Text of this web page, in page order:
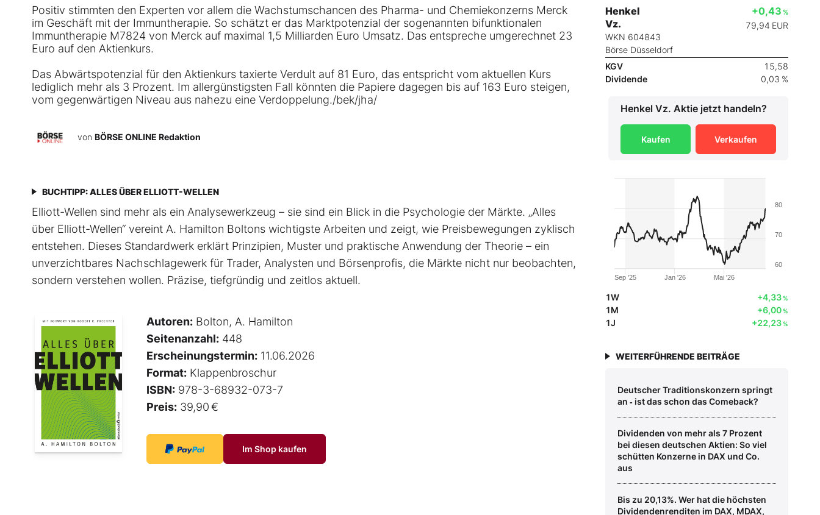
Positiv stimmten den Experten vor allem die Wachstumschancen des Pharma- und Chemiekonzerns Merck
im Geschäft mit der Immuntherapie. So schätzt er das Marktpotenzial der sogenannten bifunktionalen
Immuntherapie M7824 von Merck auf maximal 1,5 Milliarden Euro Umsatz. Das entspreche umgerechnet 23
Euro auf den Aktienkurs.
Das Abwärtspotenzial für den Aktienkurs taxierte Verdult auf 81 Euro, das entspricht vom aktuellen Kurs
lediglich mehr als 3 Prozent. Im allergünstigsten Fall könnten die Papiere dagegen bis auf 163 Euro steigen,
vom gegenwärtigen Niveau aus nahezu eine Verdoppelung./bek/jha/
von BÖRSE ONLINE Redaktion
BUCHTIPP: ALLES ÜBER ELLIOTT-WELLEN
Elliott-Wellen sind mehr als ein Analysewerkzeug – sie sind ein Blick in die Psychologie der Märkte. „Alles
über Elliott-Wellen“ vereint A. Hamilton Boltons wichtigste Arbeiten und zeigt, wie Preisbewegungen zyklisch
entstehen. Dieses Standardwerk erklärt Prinzipien, Muster und praktische Anwendung der Theorie – ein
unverzichtbares Nachschlagewerk für Trader, Analysten und Börsenprofis, die Märkte nicht nur beobachten,
sondern verstehen wollen. Präzise, tiefgründig und zeitlos aktuell.
Autoren: Bolton, A. Hamilton
Seitenanzahl: 448
Erscheinungstermin: 11.06.2026
Format: Klappenbroschur
ISBN: 978-3-68932-073-7
Preis: 39,90 €
Im Shop kaufen
Henkel
Vz.
WKN 604843
Börse Düsseldorf
+0,43 %
79,94 EUR
KGV
15,58
Dividende
0,03 %
Henkel Vz. Aktie jetzt handeln?
Kaufen Verkaufen
Jan '26
Sep '25 Mai '26
60
70
80
1W +4,33%
1M +6,00%
1J +22,23%
WEITERFÜHRENDE BEITRÄGE
Deutscher Traditionskonzern springt
an ‑ ist das schon das Comeback?
Dividenden von mehr als 7 Prozent
bei diesen deutschen Aktien: So viel
schütten Konzerne in DAX und Co.
aus
Bis zu 20,13%. Wer hat die höchsten
Dividendenrenditen im DAX, MDAX,